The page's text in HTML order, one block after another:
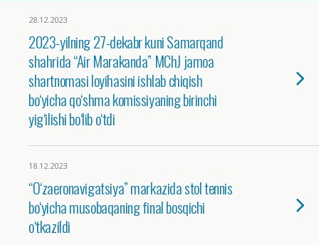
28.12.2023
2023-yilning 27-dekabr kuni Samarqand
shahrida “Air Marakanda” MChJ jamoa
shartnomasi loyihasini ishlab chiqish
bo‘yicha qo‘shma komissiyaning birinchi
yig‘ilishi bo‘lib o‘tdi
18.12.2023
“O‘zaeronavigatsiya” markazida stol tennis
bo‘yicha musobaqaning final bosqichi
o‘tkazildi